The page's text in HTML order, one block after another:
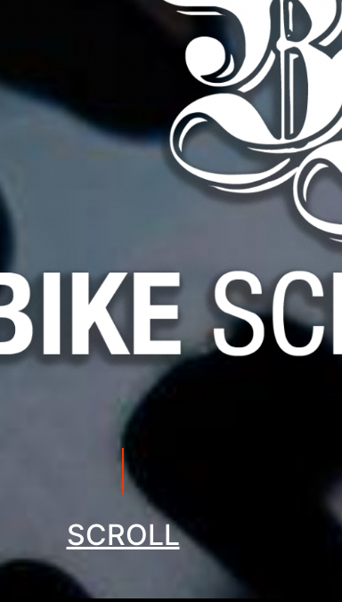
SCROLL